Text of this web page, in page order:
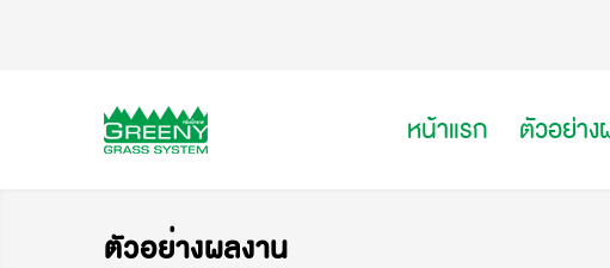
หน้าแรก ตัวอย่าง
ตัวอย่างผลงาน